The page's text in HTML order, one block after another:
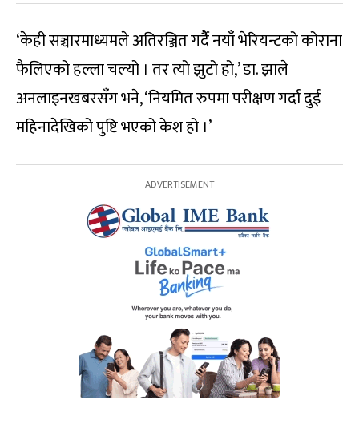
‘केही सञ्चारमाध्यमले अतिरञ्जित गर्दैै नयाँ भेरियन्टको कोराना
फैलिएको हल्ला चल्यो । तर त्यो झुटो हो,’ डा. झाले
अनलाइनखबरसँग भने, ‘नियमित रुपमा परीक्षण गर्दा दुई
महिनादेखिको पुष्टि भएको केश हो ।’